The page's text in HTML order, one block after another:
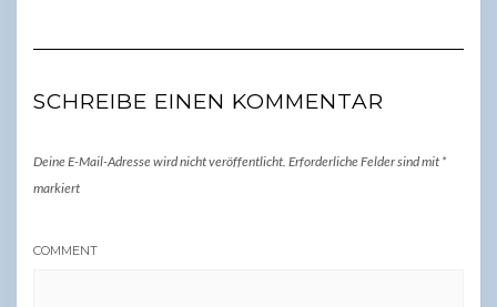
SCHREIBE EINEN KOMMENTAR
Deine E-Mail-Adresse wird nicht veröffentlicht. Erforderliche Felder sind mit *
markiert
COMMENT